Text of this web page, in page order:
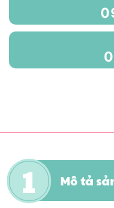
Mô tả